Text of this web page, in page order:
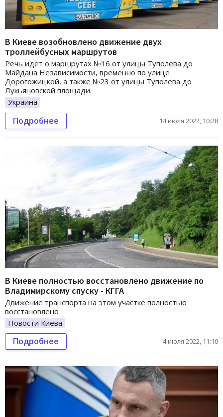
В Киеве возобновлено движение двух
троллейбусных маршрутов
Речь идет о маршрутах №16 от улицы Туполева до
Майдана Независимости, временно по улице
Дорогожицкой, а также №23 от улицы Туполева до
Лукьяновской площади.
Украина
Подробнее 14 июля 2022, 10:28
В Киеве полностью восстановлено движение по
Владимирскому спуску - КГГА
Движение транспорта на этом участке полностью
восстановлено
Новости Киева
Подробнее 4 июля 2022, 11:10